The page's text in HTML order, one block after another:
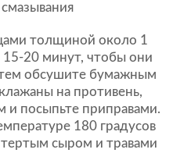
толщиной около 1
15-20 минут, чтобы они
обсушите бумажным
на противень,
и посыпьте приправами.
180 градусов
сыром и травами